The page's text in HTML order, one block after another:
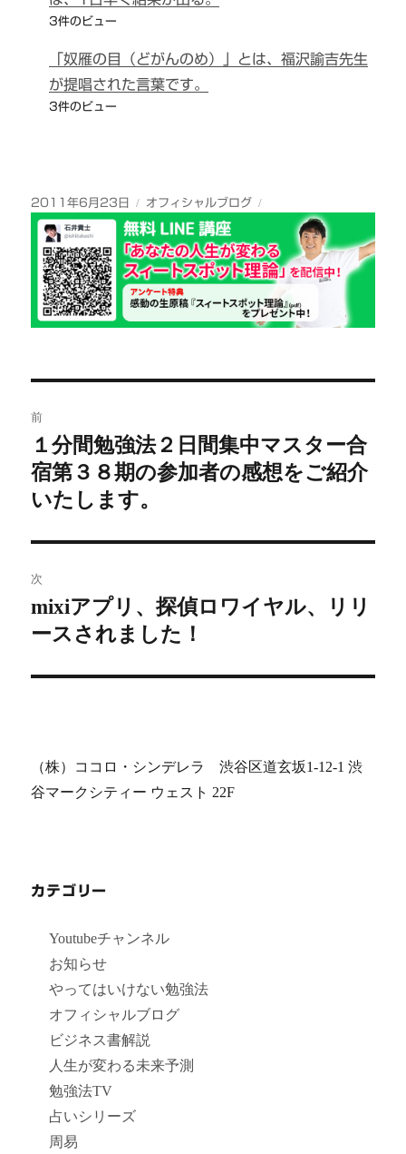
3件のビュー
「奴雁の目（どがんのめ）」とは、福沢諭吉先生
が提唱された言葉です。
3件のビュー
投
稿
2011年6月23日
カ
テ
ゴ
リ
ー
オフィシャルブログ
稿
ナ
ビ
ー
シ
前
前
の
投
１分間勉強法２日間集中マスター合
宿第３８期の参加者の感想をご紹介
いたします。
次
次
の
稿:
mixiアプリ、探偵ロワイヤル、リリ
ースされました！
（株）ココロ・シンデレラ 渋谷区道玄坂1-12-1 渋
谷マークシティー ウェスト 22F
カテゴリー
Youtubeチャンネル
お知らせ
やってはいけない勉強法
オフィシャルブログ
ビジネス書解説
人生が変わる未来予測
勉強法TV
占いシリーズ
周易